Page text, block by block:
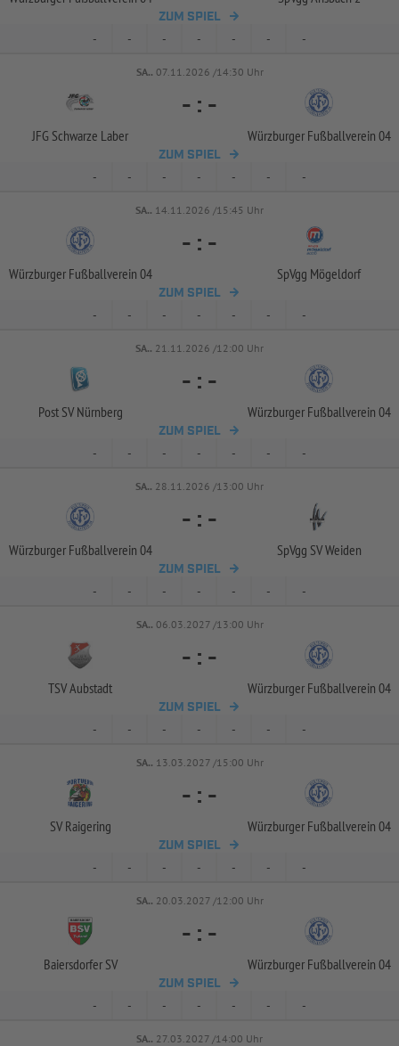
ZUM SPIEL
- - - - - - -
SA.. 07.11.2026 /14:30 Uhr
JFG Schwarze Laber
- : -
Würzburger Fußballverein 04
ZUM SPIEL
- - - - - - -
SA.. 14.11.2026 /15:45 Uhr
Würzburger Fußballverein 04
- : -
SpVgg Mögeldorf
ZUM SPIEL
- - - - - - -
SA.. 21.11.2026 /12:00 Uhr
Post SV Nürnberg
- : -
Würzburger Fußballverein 04
ZUM SPIEL
- - - - - - -
SA.. 28.11.2026 /13:00 Uhr
Würzburger Fußballverein 04
- : -
SpVgg SV Weiden
ZUM SPIEL
- - - - - - -
SA.. 06.03.2027 /13:00 Uhr
TSV Aubstadt
- : -
Würzburger Fußballverein 04
ZUM SPIEL
- - - - - - -
SA.. 13.03.2027 /15:00 Uhr
SV Raigering
- : -
Würzburger Fußballverein 04
ZUM SPIEL
- - - - - - -
SA.. 20.03.2027 /12:00 Uhr
Baiersdorfer SV
- : -
Würzburger Fußballverein 04
ZUM SPIEL
- - - - - - -
SA.. 27.03.2027 /14:00 Uhr